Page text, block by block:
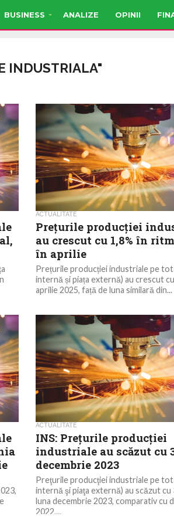
BUSINESS ANALIZE OPINII
INDUSTRIALA"
ACTUALITATE
Prețurile producției
au crescut cu 1,8% în
în aprilie
Prețurile producției industriale pe
internă și piața externă) au crescut
aprilie 2025, față de luna similară din...
ACTUALITATE
INS: Preţurile producţiei
industriale au scăzut cu
decembrie 2023
Preţurile producţiei industriale pe
internă şi piaţa externă) au scăzut cu
luna decembrie 2023, comparativ cu
2022,...